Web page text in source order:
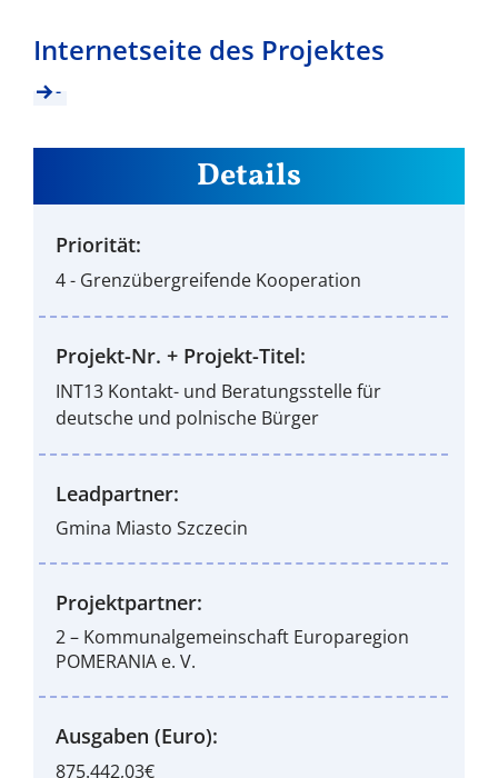
Internetseite des Projektes
-
Details
Priorität:
4 - Grenzübergreifende Kooperation
Projekt-Nr. + Projekt-Titel:
INT13 Kontakt- und Beratungsstelle für
deutsche und polnische Bürger
Leadpartner:
Gmina Miasto Szczecin
Projektpartner:
2 – Kommunalgemeinschaft Europaregion
POMERANIA e. V.
Ausgaben (Euro):
875.442,03€